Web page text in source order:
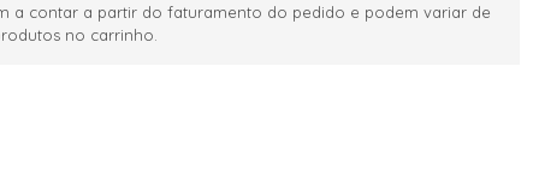
a contar a partir do faturamento do pedido e podem variar de
no carrinho.